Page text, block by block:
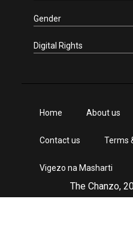
Gender
Digital Rights
The Chanzo,
Home About us
Contact us Terms
Vigezo na Masharti